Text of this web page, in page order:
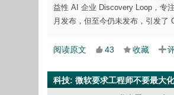
益性 AI 企业 Discovery Loop，专
月发布，但至今仍未发布，引发了
阅读原文 43 收藏
科技: 微软要求工程师不要最大